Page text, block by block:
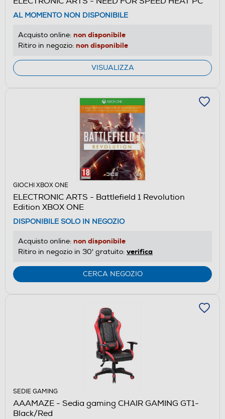
AL MOMENTO NON DISPONIBILE
Acquisto online: non disponibile
Ritiro in negozio: non disponibile
VISUALIZZA
GIOCHI XBOX ONE
ELECTRONIC ARTS - Battlefield 1 Revolution
Edition XBOX ONE
DISPONIBILE SOLO IN NEGOZIO
Acquisto online: non disponibile
Ritiro in negozio in 30' gratuito: verifica
CERCA NEGOZIO
SEDIE GAMING
AAAMAZE - Sedia gaming CHAIR GAMING GT1-
Black/Red